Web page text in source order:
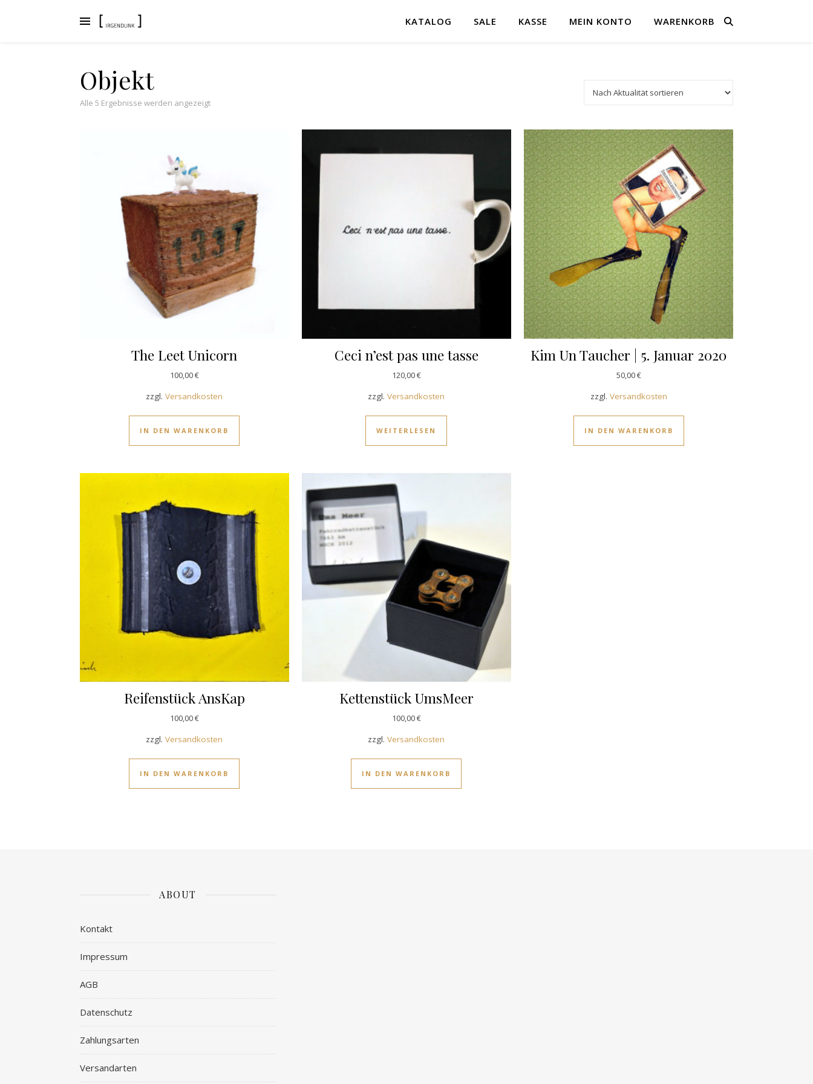
KATALOG SALE KASSE MEIN KONTO WARENKORB
Objekt
Alle 5 Ergebnisse werden angezeigtNach Aktualität sortiert
The Leet Unicorn
100,00€
zzgl.Versandkosten
IN DEN WARENKORB
Ceci n’est pas une tasse
120,00€
zzgl.Versandkosten
WEITERLESEN
Kim Un Taucher | 5. Januar 2020
50,00€
zzgl. Versandkosten
IN DEN WARENKORB
Reifenstück AnsKap
100,00€
zzgl.Versandkosten
IN DEN WARENKORB
Kettenstück UmsMeer
100,00€
zzgl.Versandkosten
IN DEN WARENKORB
ABOUT
Kontakt
Impressum
AGB
Datenschutz
Zahlungsarten
Versandarten